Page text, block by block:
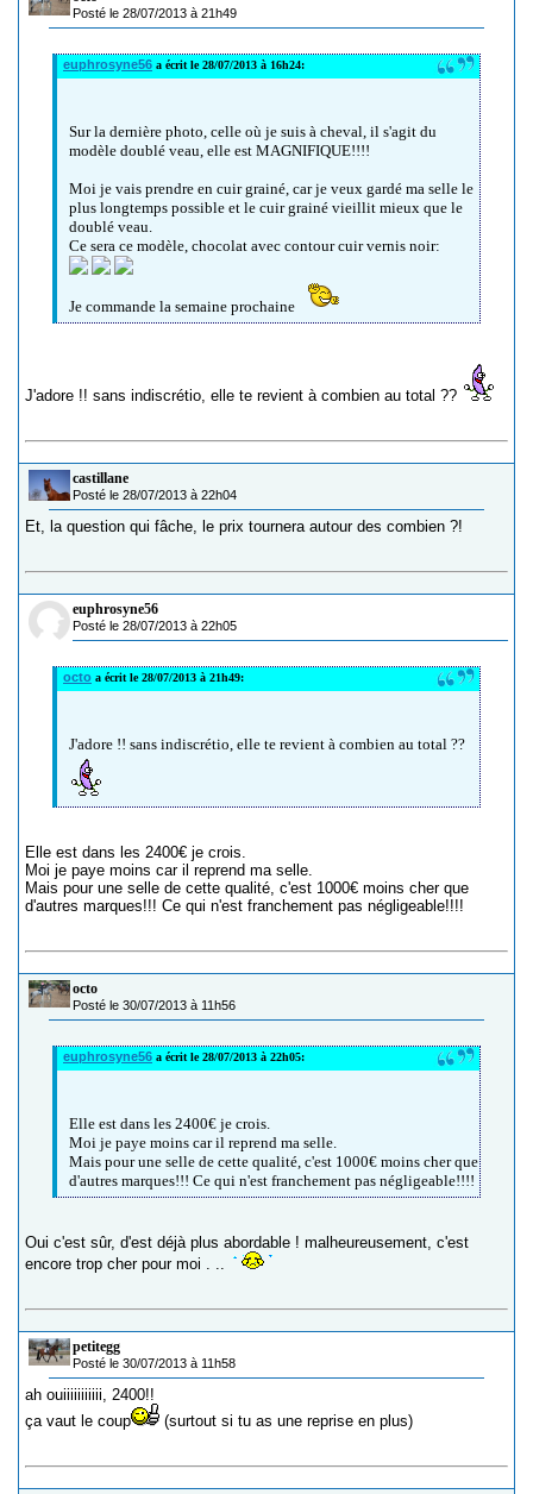
Posté le 28/07/2013 à 21h49
euphrosyne56 a écrit le 28/07/2013 à 16h24:
Sur la dernière photo, celle où je suis à cheval, il s'agit du
modèle doublé veau, elle est MAGNIFIQUE!!!!
Moi je vais prendre en cuir grainé, car je veux gardé ma selle le
plus longtemps possible et le cuir grainé vieillit mieux que le
doublé veau.
Ce sera ce modèle, chocolat avec contour cuir vernis noir:
Je commande la semaine prochaine
J'adore !! sans indiscrétio, elle te revient à combien au total ??
castillane
Posté le 28/07/2013 à 22h04
Et, la question qui fâche, le prix tournera autour des combien ?!
euphrosyne56
Posté le 28/07/2013 à 22h05
octo a écrit le 28/07/2013 à 21h49:
J'adore !! sans indiscrétio, elle te revient à combien au total ??
Elle est dans les 2400€ je crois.
Moi je paye moins car il reprend ma selle.
Mais pour une selle de cette qualité, c'est 1000€ moins cher que
d'autres marques!!! Ce qui n'est franchement pas négligeable!!!!
octo
Posté le 30/07/2013 à 11h56
euphrosyne56 a écrit le 28/07/2013 à 22h05:
Elle est dans les 2400€ je crois.
Moi je paye moins car il reprend ma selle.
Mais pour une selle de cette qualité, c'est 1000€ moins cher que
d'autres marques!!! Ce qui n'est franchement pas négligeable!!!!
Oui c'est sûr, d'est déjà plus abordable ! malheureusement, c'est
encore trop cher pour moi . ..
petitegg
Posté le 30/07/2013 à 11h58
ah ouiiiiiiiiiii, 2400!!
ça vaut le coup
(surtout si tu as une reprise en plus)